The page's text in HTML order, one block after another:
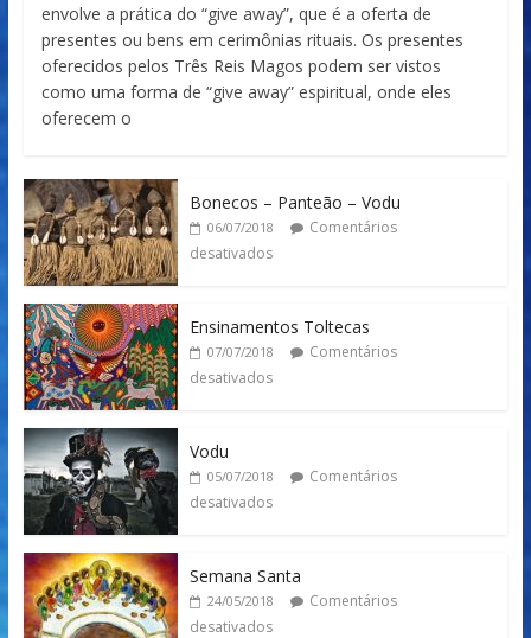
envolve a prática do “give away”, que é a oferta de
presentes ou bens em cerimônias rituais. Os presentes
oferecidos pelos Três Reis Magos podem ser vistos
como uma forma de “give away” espiritual, onde eles
oferecem o
Bonecos – Panteão – Vodu
06/07/2018
Comentários
desativados
Ensinamentos Toltecas
07/07/2018
Comentários
desativados
Vodu
05/07/2018
Comentários
desativados
Semana Santa
24/05/2018
Comentários
desativados